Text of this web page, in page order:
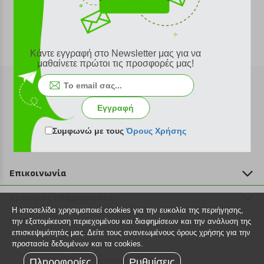
Εγγραφή στο newsletter
Επικοινωνία
211 2000 700
info@plus4u.gr
Η εταιρία
Σημεία παραλαβής
Ευκαιρίες καριέρας
Βοήθεια
Εξέλιξη παραγγελίας
Τρόποι παραγγελίας
Κάντε εγγραφή στο Newsletter μας για να
μαθαίνετε πρώτοι τις προσφορές μας!
Εγγραφή
Συμφωνώ με τουςΌρους Χρήσης
Η ιστοσελίδα χρησιμοποιεί cookies για την ευκολία της περιήγησης,
την εξατομίκευση περιεχομένου και διαφημίσεων και την ανάλυση της
επισκεψιμότητάς μας. Δείτε τους ανανεωμένους όρους χρήσης για την
προστασία δεδομένων και τα cookies.